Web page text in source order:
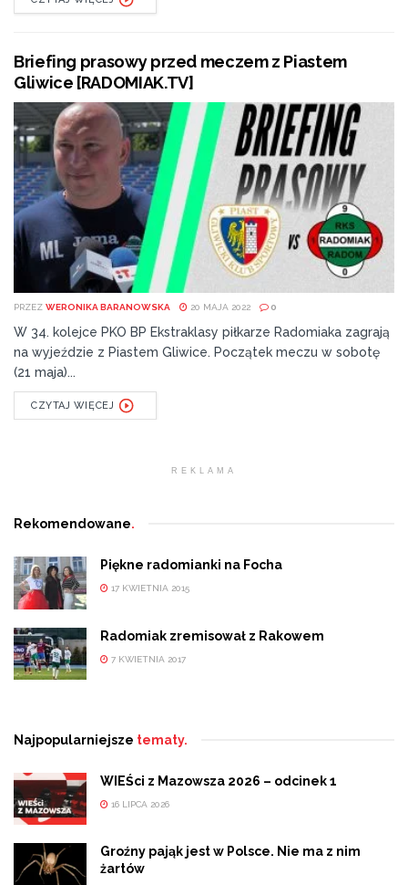
Briefing prasowy przed meczem z Piastem
Gliwice [RADOMIAK.TV]
PRZEZ WERONIKA BARANOWSKA 20 MAJA 2022 0
W 34. kolejce PKO BP Ekstraklasy piłkarze Radomiaka zagrają
na wyjeździe z Piastem Gliwice. Początek meczu w sobotę
(21 maja)...
CZYTAJ WIĘCEJ
REKLAMA
Rekomendowane.
Piękne radomianki na Focha
17 KWIETNIA 2015
Radomiak zremisował z Rakowem
7 KWIETNIA 2017
Najpopularniejsze tematy.
WIEŚci z Mazowsza 2026 – odcinek 1
16 LIPCA 2026
Groźny pająk jest w Polsce. Nie ma z nim
żartów